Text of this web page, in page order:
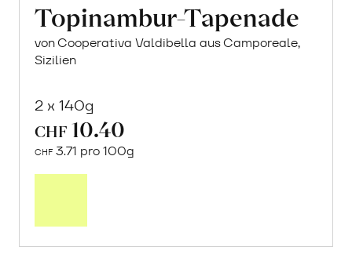
Topinambur-Tapenade
von Cooperativa Valdibella aus Camporeale,
Sizilien
2 x 140g
CHF 10.40
CHF 3.71 pro 100g